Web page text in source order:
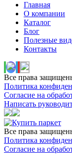
Главная
О компании
Каталог
Блог
Полезные
Контакты
Все права
Политика
Согласие на
Написать
Все права
Политика
Согласие на